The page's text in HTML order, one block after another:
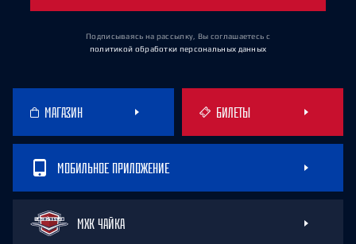
Подписываясь на рассылку, Вы соглашаетесь с
политикой обработки персональных данных
МАГАЗИН БИЛЕТЫ
МОБИЛЬНОЕ ПРИЛОЖЕНИЕ
МХК ЧАЙКА